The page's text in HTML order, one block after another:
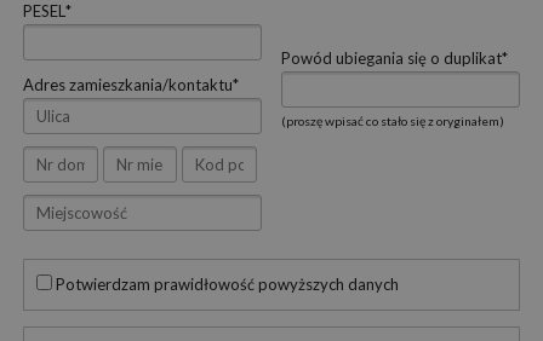
PESEL*
Adres zamieszkania/kontaktu*
Powód ubiegania się o duplikat*
(proszę wpisać co stało się z oryginałem)
Potwierdzam prawidłowość powyższych danych